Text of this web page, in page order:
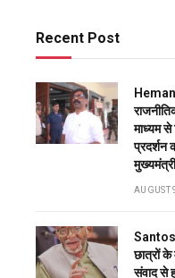
Recent Post
माध्यम से
प्रदर्शन
AUGUST
छात्रों के
संवाद से